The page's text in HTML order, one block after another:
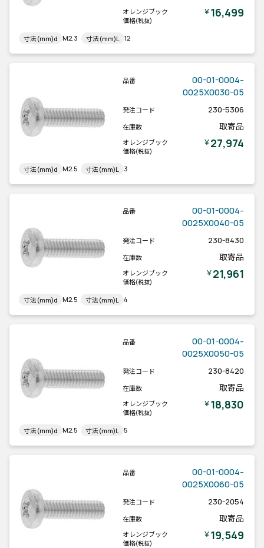
オレンジブック
価格(税抜)
￥16,499
寸法(mm)d M2.3 寸法(mm)L 12
品番
00-01-0004-
0025X0030-05
発注コード 230-5306
在庫数 取寄品
オレンジブック
価格(税抜)
￥27,974
寸法(mm)d M2.5 寸法(mm)L 3
品番
00-01-0004-
0025X0040-05
発注コード 230-8430
在庫数 取寄品
オレンジブック
価格(税抜)
￥21,961
寸法(mm)d M2.5 寸法(mm)L 4
品番
00-01-0004-
0025X0050-05
発注コード 230-8420
在庫数 取寄品
オレンジブック
価格(税抜)
￥18,830
寸法(mm)d M2.5 寸法(mm)L 5
品番
00-01-0004-
0025X0060-05
発注コード 230-2054
在庫数 取寄品
オレンジブック
価格(税抜)
￥19,549